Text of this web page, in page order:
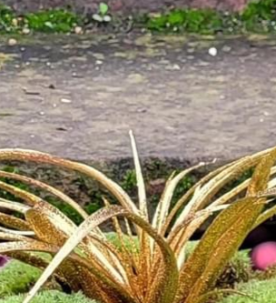
mich bereits 1 gutes Jahr vor ihrem